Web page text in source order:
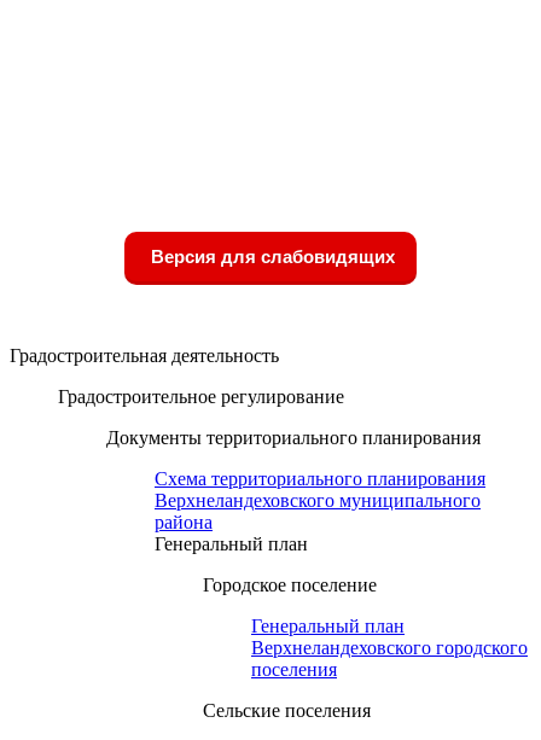
Версия для слабовидящих
Градостроительная деятельность
Градостроительное регулирование
Документы территориального планирования
Схема территориального планирования
Верхнеландеховского муниципального
района
Генеральный план
Городское поселение
Генеральный план
Верхнеландеховского городского
поселения
Сельские поселения